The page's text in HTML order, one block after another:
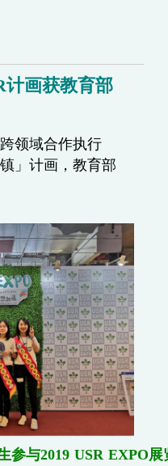
计画获教育部
领域合作执行
」计画，教育部
参与2019 USR EXPO展